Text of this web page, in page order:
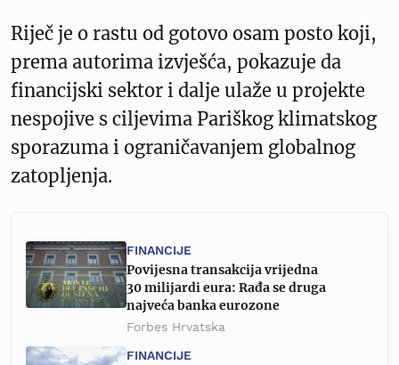
Riječ je o rastu od gotovo osam posto koji,
prema autorima izvješća, pokazuje da
financijski sektor i dalje ulaže u projekte
nespojive s ciljevima Pariškog klimatskog
sporazuma i ograničavanjem globalnog
zatopljenja.
FINANCIJE
Povijesna transakcija vrijedna
30 milijardi eura: Rađa se druga
najveća banka eurozone
Forbes Hrvatska
FINANCIJE